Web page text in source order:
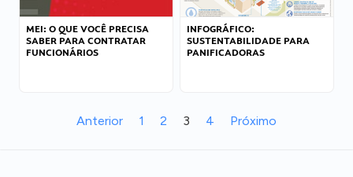
MEI: O QUE VOCÊ PRECISA
SABER PARA CONTRATAR
FUNCIONÁRIOS
INFOGRÁFICO:
SUSTENTABILIDADE PARA
PANIFICADORAS
Anterior 1 2 3 4 Próximo